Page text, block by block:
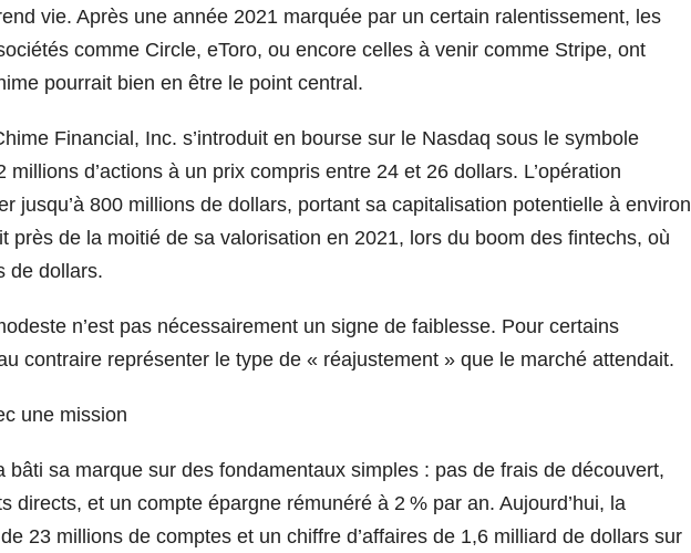
vie. Après une année 2021 marquée par un certain ralentissement, les
comme Circle, eToro, ou encore celles à venir comme Stripe, ont
pourrait bien en être le point central.
Financial, Inc. s’introduit en bourse sur le Nasdaq sous le symbole
d’actions à un prix compris entre 24 et 26 dollars. L’opération
jusqu’à 800 millions de dollars, portant sa capitalisation potentielle à environ
de la moitié de sa valorisation en 2021, lors du boom des fintechs, où
de dollars.
n’est pas nécessairement un signe de faiblesse. Pour certains
contraire représenter le type de « réajustement » que le marché attendait.
une mission
bâti sa marque sur des fondamentaux simples : pas de frais de découvert,
directs, et un compte épargne rémunéré à 2 % par an. Aujourd’hui, la
23 millions de comptes et un chiffre d’affaires de 1,6 milliard de dollars sur